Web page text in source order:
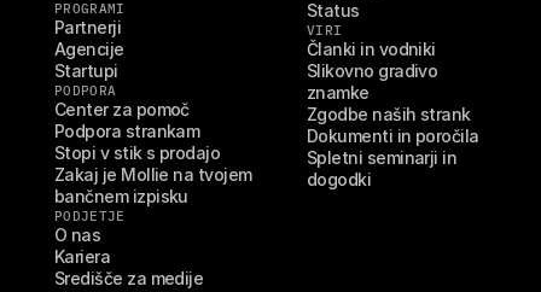
PROGRAMI
Partnerji
Agencije
Startupi
PODPORA
Center za pomoč
Podpora strankam
Stopi v stik s prodajo
Zakaj je Mollie na tvojem
bančnem izpisku
PODJETJE
O nas
Kariera
Središče za medije
Status
VIRI
Članki in vodniki
Slikovno gradivo
znamke
Zgodbe naših strank
Dokumenti in poročila
Spletni seminarji in
dogodki